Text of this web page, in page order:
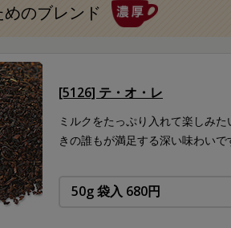
のブレンド
[5126] テ・オ・レ
ミルクをたっぷり入れて楽しみ
きの誰もが満足する深い味わいで